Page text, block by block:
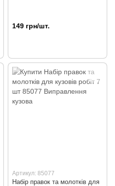
149 грн/шт.
Артикул: 85077
Набір правок та молотків для